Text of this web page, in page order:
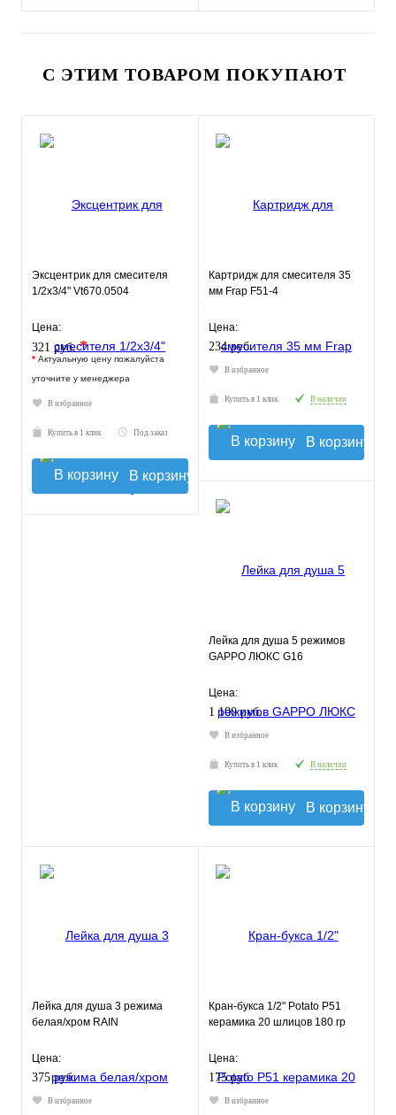
С ЭТИМ ТОВАРОМ ПОКУПАЮТ
Эксцентрик для смесителя
1/2х3/4" Vt670.0504
Цена:
321 руб.*
* Актуальную цену пожалуйста
уточните у менеджера
В избранное
Купить в 1 клик Под заказ
В корзину
Картридж для смесителя 35
мм Frap F51-4
Цена:
234 руб.
В избранное
Купить в 1 клик В наличии
В корзину
Лейка для душа 5 режимов
GAPPO ЛЮКС G16
Цена:
1 100 руб.
В избранное
Купить в 1 клик В наличии
В корзину
Лейка для душа 3 режима
белая/хром RAIN
Цена:
375 руб.
В избранное
Кран-букса 1/2" Potato P51
керамика 20 шлицов 180 гр
Цена:
175 руб.
В избранное